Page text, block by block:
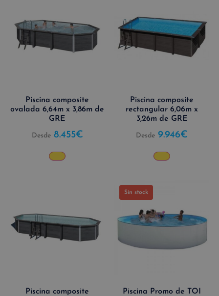
Piscina composite
ovalada 6,64m x 3,86m de
GRE
Desde 8.455€
Piscina composite
rectangular 6,06m x
3,26m de GRE
Desde 9.946€
Piscina composite
Sin stock
Piscina Promo de TOI